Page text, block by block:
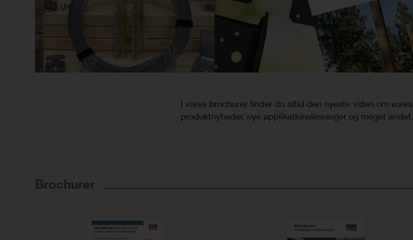
I vores brochurer finder du altid den nyeste viden om vores
produktnyheder, nye applikationsløsninger og meget andet.
Brochurer